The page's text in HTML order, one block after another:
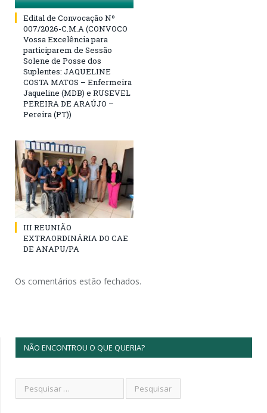
Edital de Convocação Nº
007/2026-C.M.A (CONVOCO
Vossa Excelência para
participarem de Sessão
Solene de Posse dos
Suplentes: JAQUELINE
COSTA MATOS – Enfermeira
Jaqueline (MDB) e RUSEVEL
PEREIRA DE ARAÚJO –
Pereira (PT))
III REUNIÃO
EXTRAORDINÁRIA DO CAE
DE ANAPU/PA
Os comentários estão fechados.
NÃO ENCONTROU O QUE QUERIA?